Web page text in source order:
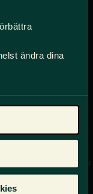
ändra dina